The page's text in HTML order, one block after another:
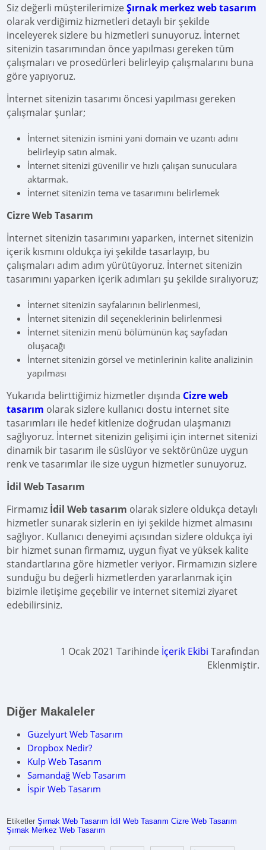
Siz değerli müşterilerimizeŞırnak merkez web tasarım
olarak verdiğimiz hizmetleri detaylı bir şekilde
inceleyerek sizlere bu hizmetleri sunuyoruz. İnternet
sitenizin tasarımından önce yapılması gereken tüm
çalışmaları ve prosedürleri belirleyip çalışmalarını buna
göre yapıyoruz.
İnternet sitenizin tasarımı öncesi yapılması gereken
çalışmalar şunlar;
İnternet sitenizin ismini yani domain ve uzantı adını
belirleyip satın almak.
İnternet sitenizi güvenilir ve hızlı çalışan sunuculara
aktarmak.
İnternet sitenizin tema ve tasarımını belirlemek
Cizre Web Tasarım
İnternet sitenizin tasarımını yaparken, internet sitenizin
içerik kısmını oldukça iyi şekilde tasarlayıp, bu
çalışmaları adım adım yürütüyoruz. İnternet sitenizin
tasarımını yaparken içerik adımları şu şekilde sıralıyoruz;
İnternet sitenizin sayfalarının belirlenmesi,
İnternet sitenizin dil seçeneklerinin belirlenmesi
İnternet sitenizin menü bölümünün kaç sayfadan
oluşacağı
İnternet sitenizin görsel ve metinlerinin kalite analizinin
yapılması
Yukarıda belirttiğimiz hizmetler dışında Cizre web
tasarım olarak sizlere kullanıcı dostu internet site
tasarımları ile hedef kitlenize doğrudan ulaşmanızı
sağlıyoruz. İnternet sitenizin gelişimi için internet sitenizi
dinamik bir tasarım ile süslüyor ve sektörünüze uygun
renk ve tasarımlar ile size uygun hizmetler sunuyoruz.
İdil Web Tasarım
Firmamız İdil Web tasarım olarak sizlere oldukça detaylı
hizmetler sunarak sizlerin en iyi şekilde hizmet almasını
sağlıyor. Kullanıcı deneyimi açısından sizlere oldukça iyi
bir hizmet sunan firmamız, uygun fiyat ve yüksek kalite
standartlarına göre hizmetler veriyor. Firmamızın sizlere
sunduğu bu değerli hizmetlerden yararlanmak için
bizimle iletişime geçebilir ve internet sitemizi ziyaret
edebilirsiniz.
1 Ocak 2021 Tarihinde İçerik Ekibi Tarafından
Eklenmiştir.
Diğer Makaleler
Güzelyurt Web Tasarım
Dropbox Nedir?
Kulp Web Tasarım
Samandağ Web Tasarım
İspir Web Tasarım
EtiketlerŞırnak Web Tasarım İdil Web Tasarım Cizre Web Tasarım
Şırnak Merkez Web Tasarım